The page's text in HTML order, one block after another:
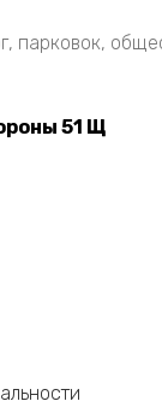
парковок,
51 Щ